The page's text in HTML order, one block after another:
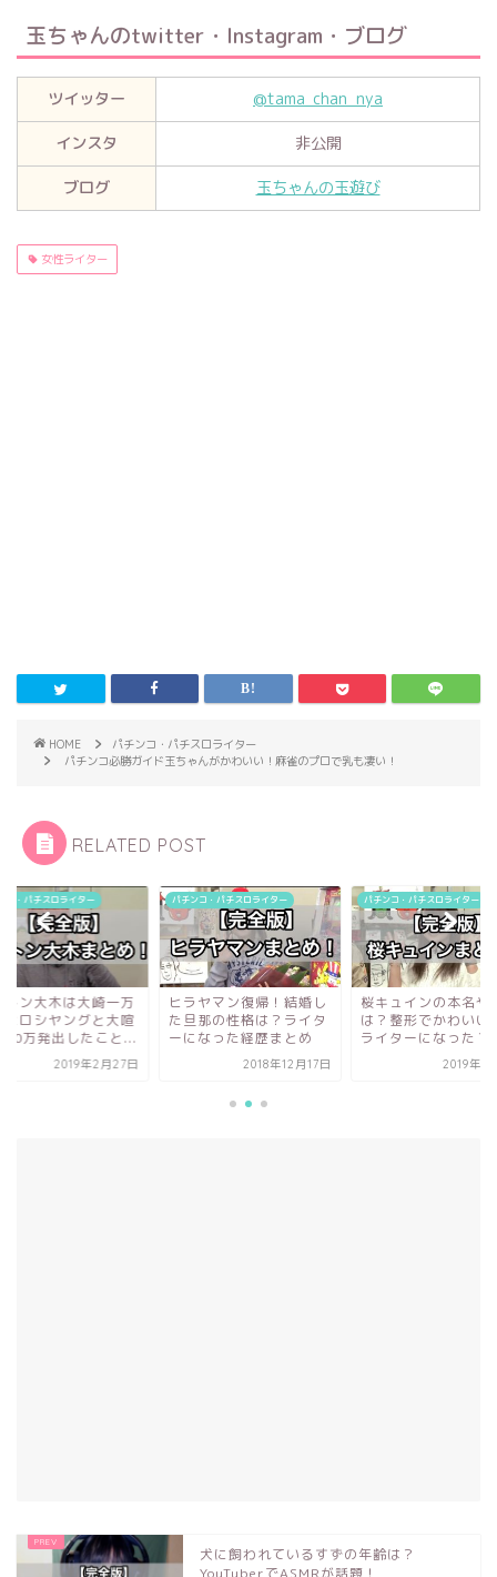
玉ちゃんのtwitter・Instagram・ブログ
ツイッター
@tama_chan_nya
インスタ
非公開
ブログ
玉ちゃんの玉遊び
女性ライター
HOME
パチンコ・パチスロライター
パチンコ必勝ガイド玉ちゃんがかわいい！麻雀のプロで乳も凄い！
RELATED POST
コ・パチスロライター
ヤマン復帰！結婚し
那の性格は？ライタ
なった経歴まとめ
2018年12月17日
パチンコ・パチスロライター
桜キュインの本名や年齢
は？整形でかわいい女性
ライターになった？
2019年1月14日
パチンコ・パチスロライター
ゼットン大木は大崎
発とヒロシヤングと
嘩？10万発出した
2019年2
犬に飼われているすずの年齢は？
YouTuberでASMRが話題！